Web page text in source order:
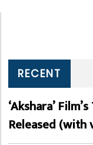
RECENT
‘Akshara’
Released (with